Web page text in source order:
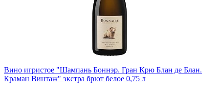
Вино игристое "Шампань Боннэр. Гран Крю Блан де Блан.
Краман Винтаж" экстра брют белое 0,75 л